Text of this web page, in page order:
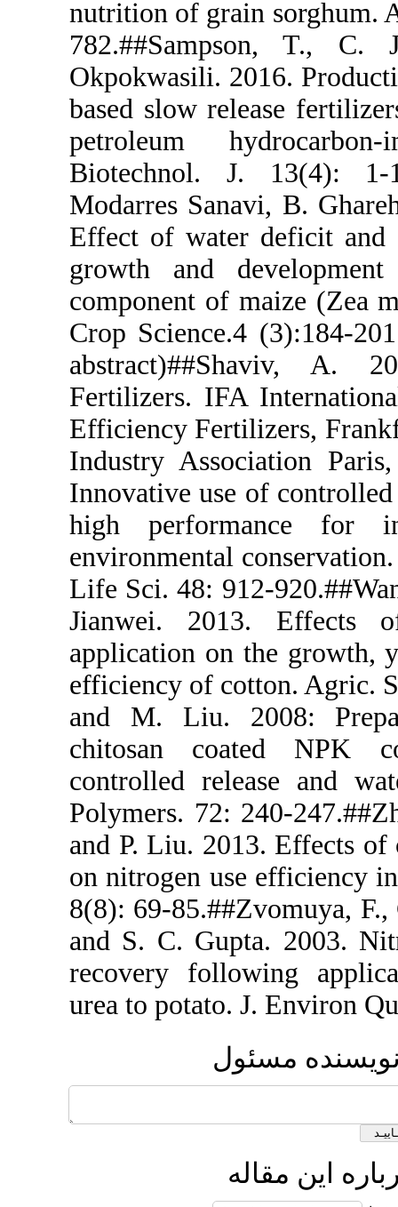
nutrition of
based slow
Modarres
Effect of
growth
component
Crop
Fertilizers.
Efficiency
Industry
Innovative
high
Life Sci. 48:
Jianwei.
application
efficiency of
and M.
chitosan
controlled
Polymers.
and P. Liu.
on nitrogen
8(8): 69-
and S. C.
recovery
urea to